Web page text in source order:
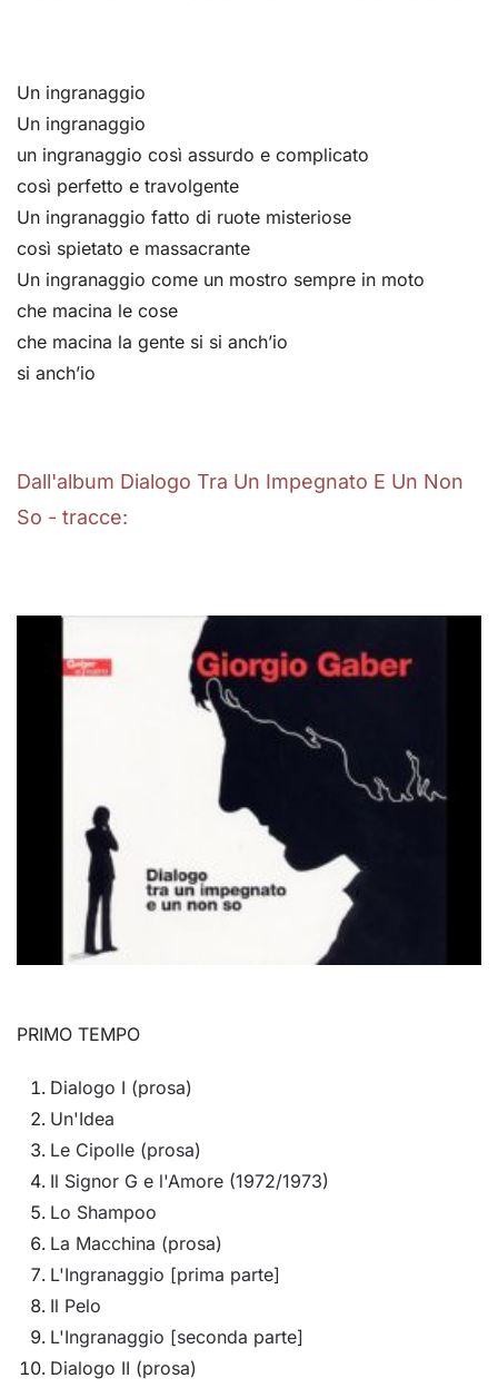
Un ingranaggio
Un ingranaggio
un ingranaggio così assurdo e complicato
così perfetto e travolgente
Un ingranaggio fatto di ruote misteriose
così spietato e massacrante
Un ingranaggio come un mostro sempre in moto
che macina le cose
che macina la gente si si anch’io
si anch’io
Dall'album Dialogo Tra Un Impegnato E Un Non
So - tracce:
PRIMO TEMPO
Dialogo I (prosa)
Un'Idea
Le Cipolle (prosa)
Il Signor G e l'Amore (1972/1973)
Lo Shampoo
La Macchina (prosa)
L'Ingranaggio [prima parte]
Il Pelo
L'Ingranaggio [seconda parte]
Dialogo II (prosa)